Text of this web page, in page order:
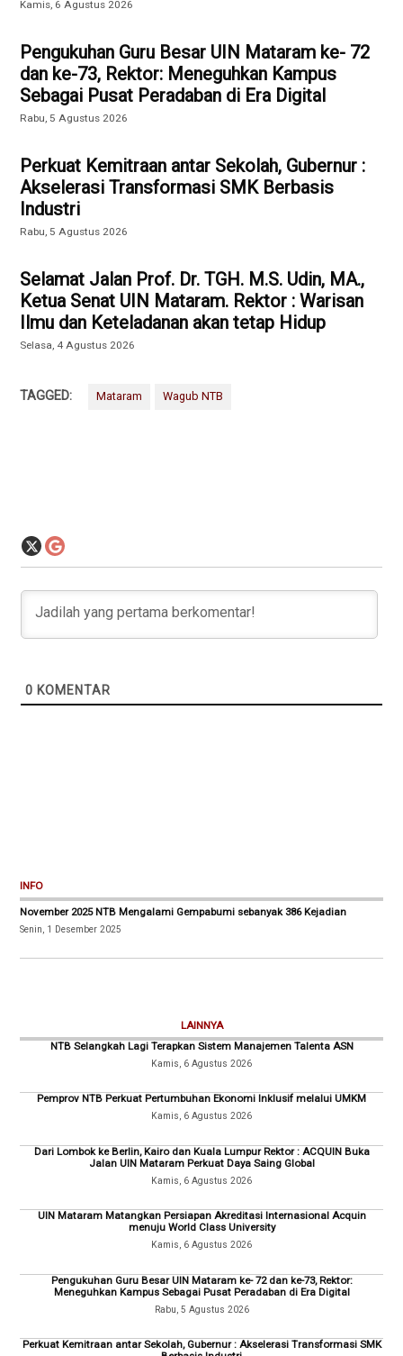
Kamis, 6 Agustus 2026
Pengukuhan Guru Besar UIN Mataram ke- 72
dan ke-73, Rektor: Meneguhkan Kampus
Sebagai Pusat Peradaban di Era Digital
Rabu, 5 Agustus 2026
Perkuat Kemitraan antar Sekolah, Gubernur :
Akselerasi Transformasi SMK Berbasis
Industri
Rabu, 5 Agustus 2026
Selamat Jalan Prof. Dr. TGH. M.S. Udin, MA.,
Ketua Senat UIN Mataram. Rektor : Warisan
Ilmu dan Keteladanan akan tetap Hidup
Selasa, 4 Agustus 2026
TAGGED: Mataram Wagub NTB
0 KOMENTAR
INFO
November 2025 NTB Mengalami Gempabumi sebanyak 386 Kejadian
Senin, 1 Desember 2025
LAINNYA
NTB Selangkah Lagi Terapkan Sistem Manajemen Talenta ASN
Kamis, 6 Agustus 2026
Pemprov NTB Perkuat Pertumbuhan Ekonomi Inklusif melalui UMKM
Kamis, 6 Agustus 2026
Dari Lombok ke Berlin, Kairo dan Kuala Lumpur Rektor : ACQUIN Buka
Jalan UIN Mataram Perkuat Daya Saing Global
Kamis, 6 Agustus 2026
UIN Mataram Matangkan Persiapan Akreditasi Internasional Acquin
menuju World Class University
Kamis, 6 Agustus 2026
Pengukuhan Guru Besar UIN Mataram ke- 72 dan ke-73, Rektor:
Meneguhkan Kampus Sebagai Pusat Peradaban di Era Digital
Rabu, 5 Agustus 2026
Perkuat Kemitraan antar Sekolah, Gubernur : Akselerasi Transformasi SMK